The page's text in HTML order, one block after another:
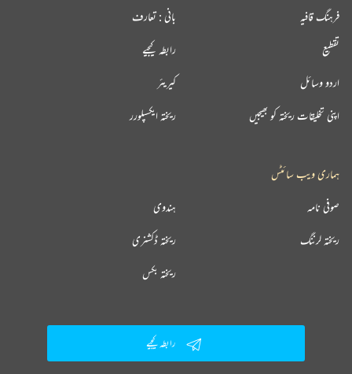
فرہنگ قافیہ
تقطیع
اردو وسائل
اپنی تخلیقات ریختہ کو بھیجیں
بانی : تعارف
رابطہ کیجیے
کیریئر
ریختہ ایکسپلورر
ہماری ویب سائٹس
ہندوی صوفی نامہ
ریختہ ڈکشنری ریختہ لرننگ
ریختہ بکس
رابطہ کیجیے